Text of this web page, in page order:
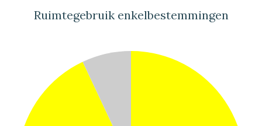
Ruimtegebruik enkelbestemmingen